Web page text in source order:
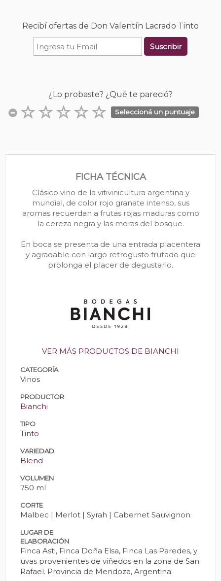
Recibí ofertas de Don Valentín Lacrado Tinto
Suscribir
¿Lo probaste? ¿Qué te pareció?
Seleccioná un puntuaje
FICHA TÉCNICA
Clásico vino de la vitivinicultura argentina y
mundial, de color rojo granate intenso, sus
aromas recuerdan a frutas rojas maduras como
la cereza negra y las moras del bosque.
En boca se presenta de una entrada placentera
y agradable con largo retrogusto frutado que
prolonga el placer de degustarlo.
VER MÁS PRODUCTOS DE BIANCHI
CATEGORÍA
Vinos
PRODUCTOR
Bianchi
TIPO
Tinto
VARIEDAD
Blend
VOLUMEN
750 ml
CORTE
Malbec | Merlot | Syrah | Cabernet Sauvignon
LUGAR DE
ELABORACIÓN
Finca Asti, Finca Doña Elsa, Finca Las Paredes, y
uvas provenientes de viñedos en la zona de San
Rafael. Provincia de Mendoza, Argentina.